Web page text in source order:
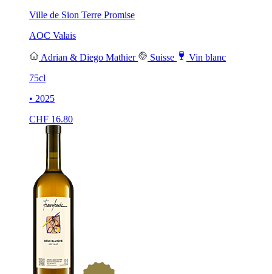
Ville de Sion Terre Promise
AOC Valais
Adrian & Diego Mathier Suisse
Vin blanc
75cl
• 2025
CHF 16.80